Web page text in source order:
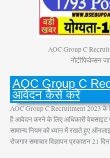
AOC Group C
नोटीफिकेसन
AOC Group C
आवेदन कैसे करें
AOC Group C Recruitment 2023
हैं आवेदन करने के लिए अधिकारी वेबसाइट
सामान्य नियम को ध्यान में रखते हुए
रोजगार समाचार विज्ञापन प्रकाशन 21